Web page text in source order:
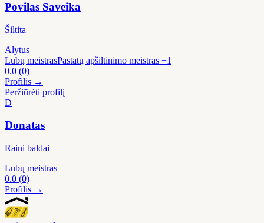
Povilas Saveika
Šiltita
Alytus
Lubų meistrasPastatų apšiltinimo meistras +1
0.0 (0)
Profilis →
Peržiūrėti profilį
D
Donatas
Raini baldai
Lubų meistras
0.0 (0)
Profilis →